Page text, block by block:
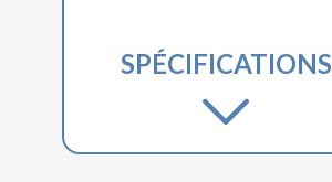
SPÉCIFICATIONS